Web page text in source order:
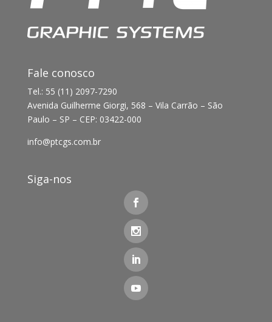
Fale conosco
Tel.: 55 (11) 2097-7290
Avenida Guilherme Giorgi, 568 – Vila Carrão – São
Paulo – SP – CEP: 03422-000
info@ptcgs.com.br
Siga-nos